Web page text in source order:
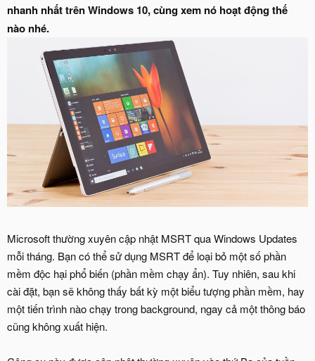
nhanh nhất trên Windows 10, cùng xem nó hoạt động thế
nào nhé.
Microsoft thường xuyên cập nhật MSRT qua Windows Updates
mỗi tháng. Bạn có thể sử dụng MSRT để loại bỏ một số phần
mềm độc hại phổ biến (phần mềm chạy ẩn). Tuy nhiên, sau khi
cài đặt, bạn sẽ không thấy bất kỳ một biểu tượng phần mềm, hay
một tiến trình nào chạy trong background, ngay cả một thông báo
cũng không xuất hiện.